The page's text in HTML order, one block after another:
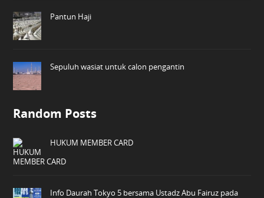
Pantun Haji
Sepuluh wasiat untuk calon pengantin
Random Posts
HUKUM MEMBER CARD
Info Daurah Tokyo 5 bersama Ustadz Abu Fairuz pada